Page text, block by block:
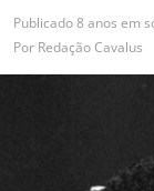
Publicado8 anos em
Por Redação Cavalus